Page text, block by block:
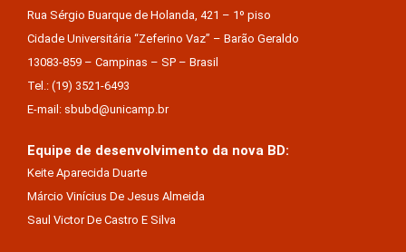
Rua Sérgio Buarque de Holanda, 421 – 1º piso
Cidade Universitária “Zeferino Vaz” – Barão Geraldo
13083-859 – Campinas – SP – Brasil
Tel.: (19) 3521-6493
E-mail: sbubd@unicamp.br
Equipe de desenvolvimento da nova BD:
Keite Aparecida Duarte
Márcio Vinícius De Jesus Almeida
Saul Victor De Castro E Silva